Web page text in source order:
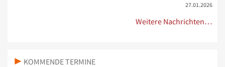
27.01.2026
Weitere Nachrichten…
KOMMENDE TERMINE